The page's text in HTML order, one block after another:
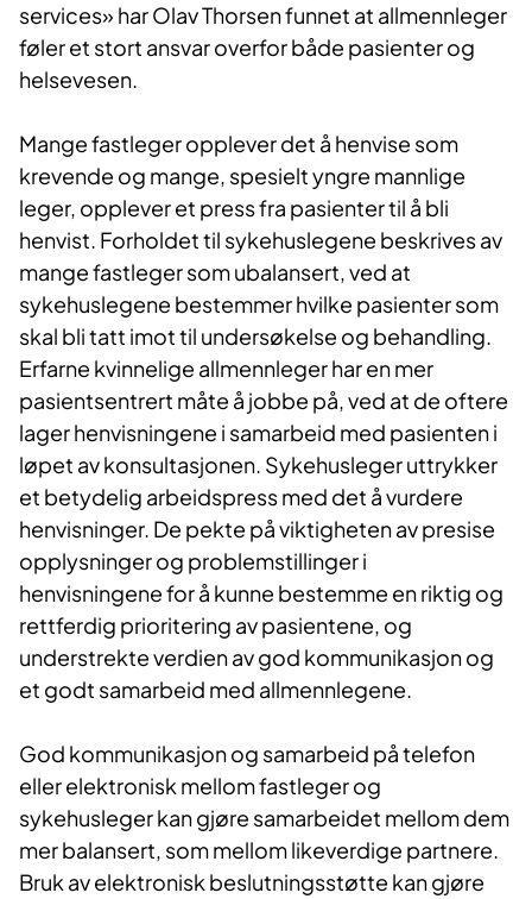
services» har Olav Thorsen funnet at allmennleger
føler et stort ansvar overfor både pasienter og
helsevesen.
Mange fastleger opplever det å henvise som
krevende og mange, spesielt yngre mannlige
leger, opplever et press fra pasienter til å bli
henvist. Forholdet til sykehuslegene beskrives av
mange fastleger som ubalansert, ved at
sykehuslegene bestemmer hvilke pasienter som
skal bli tatt imot til undersøkelse og behandling.
Erfarne kvinnelige allmennleger har en mer
pasientsentrert måte å jobbe på, ved at de oftere
lager henvisningene i samarbeid med pasienten i
løpet av konsultasjonen. Sykehusleger uttrykker
et betydelig arbeidspress med det å vurdere
henvisninger. De pekte på viktigheten av presise
opplysninger og problemstillinger i
henvisningene for å kunne bestemme en riktig og
rettferdig prioritering av pasientene, og
understrekte verdien av god kommunikasjon og
et godt samarbeid med allmennlegene.
God kommunikasjon og samarbeid på telefon
eller elektronisk mellom fastleger og
sykehusleger kan gjøre samarbeidet mellom dem
mer balansert, som mellom likeverdige partnere.
Bruk av elektronisk beslutningsstøtte kan gjøre